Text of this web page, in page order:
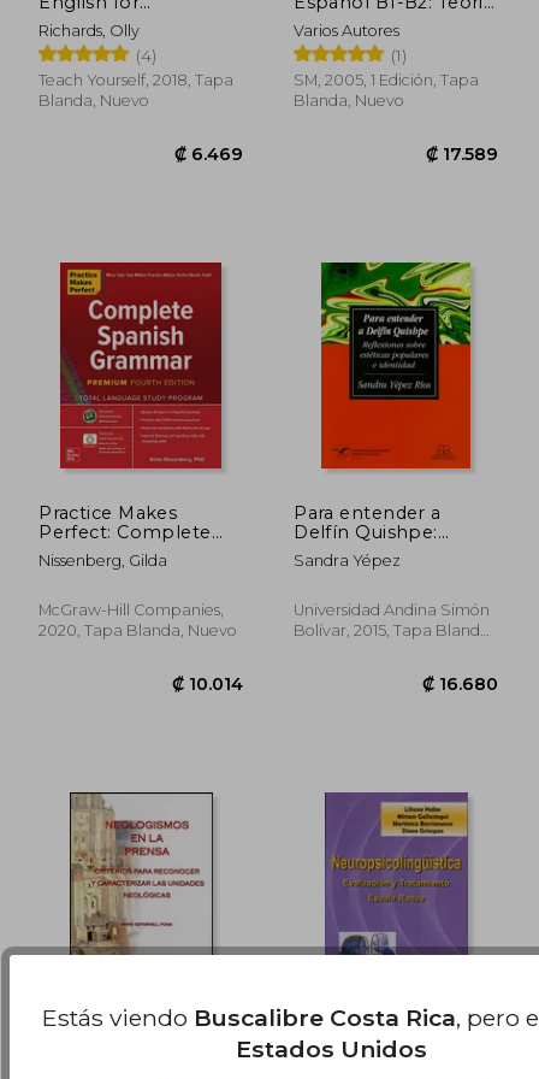
₡ 14.448
Beginners: Read for
Pleasure at Your
Level, Expand Your
Vocabulary and Learn
English the fun Way!
Richards, Olly
(4)
Teach Yourself, 2018, Tapa
Blanda, Nuevo
y Practica con Solucio
Nario
Varios Autores
(1)
SM, 2005, 1 Edición, Tapa
Blanda, Nuevo
Practice Makes
Perfect: Complete
Spanish Grammar,
Premium Fourth
Nissenberg, Gilda
McGraw-Hill Companies,
2020, Tapa Blanda, Nuevo
Para entender a
Delfín Quishpe:
reflexiones sobre
estéticas populares e
Sandra Yépez
Universidad Andina Simón
Bolívar, 2015, Tapa Blanda,
Neuropsicolinguistica
Estás viendo Buscalibre Costa Rica, pero
Estados Unidos